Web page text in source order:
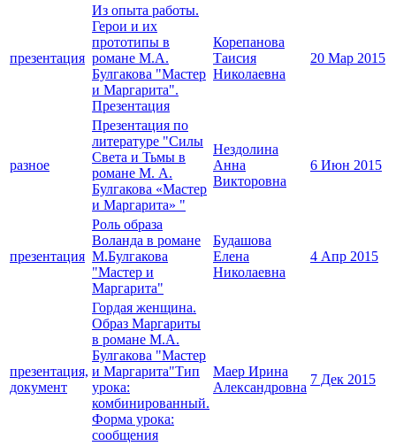
презентация
Из опыта работы.
Герои и их
прототипы в
романе М.А.
Булгакова "Мастер
и Маргарита".
Презентация
Корепанова
Таисия
Николаевна
20 Мар 2015
разное
Презентация по
литературе "Силы
Света и Тьмы в
романе М. А.
Булгакова «Мастер
и Маргарита» "
Нездолина
Анна
Викторовна
6 Июн 2015
презентация
Роль образа
Воланда в романе
М.Булгакова
"Мастер и
Маргарита"
Будашова
Елена
Николаевна
4 Апр 2015
презентация,
документ
Гордая женщина.
Образ Маргариты
в романе М.А.
Булгакова "Мастер
и Маргарита"Тип
урока:
комбинированный.
Форма урока:
сообщения
Маер Ирина
Александровна
7 Дек 2015